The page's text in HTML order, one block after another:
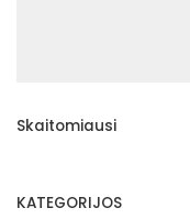
Skaitomiausi
KATEGORIJOS